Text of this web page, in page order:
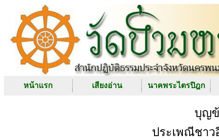
หน้าแรก เสียงอ่าน นาคพระไตรปิฎก
บุญข้
ประเพณีชา